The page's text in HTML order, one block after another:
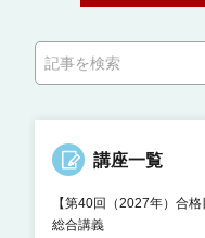
索
講座一覧
【第40回（2027年）合
総合講義